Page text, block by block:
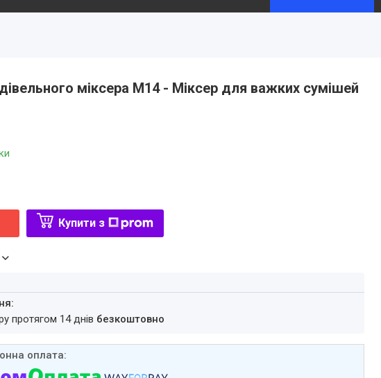
міксера М14 - Міксер для важких сумішей
Купити з
протягом 14 днів безкоштовно